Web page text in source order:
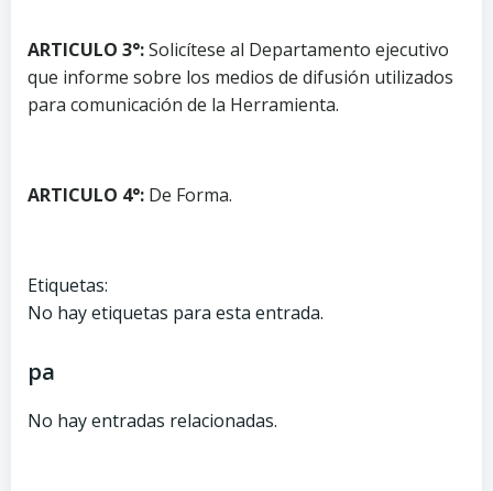
ARTICULO 3°:Solicítese al Departamento ejecutivo
que informe sobre los medios de difusión utilizados
para comunicación de la Herramienta.
ARTICULO 4°: De Forma.
Etiquetas:
No hay etiquetas para esta entrada.
pa
No hay entradas relacionadas.